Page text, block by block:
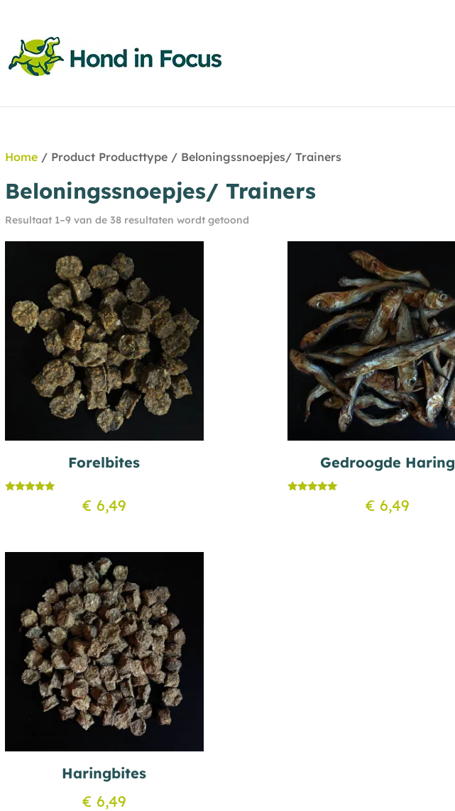
Home/ Product Producttype / Beloningssnoepjes/ Trainers
Beloningssnoepjes/ Trainers
Resultaat 1–9 van de 38 resultaten wordt getoond
Forelbites
€ 6,49
Gedroogde Haring
€ 6,49
Haringbites
€ 6,49